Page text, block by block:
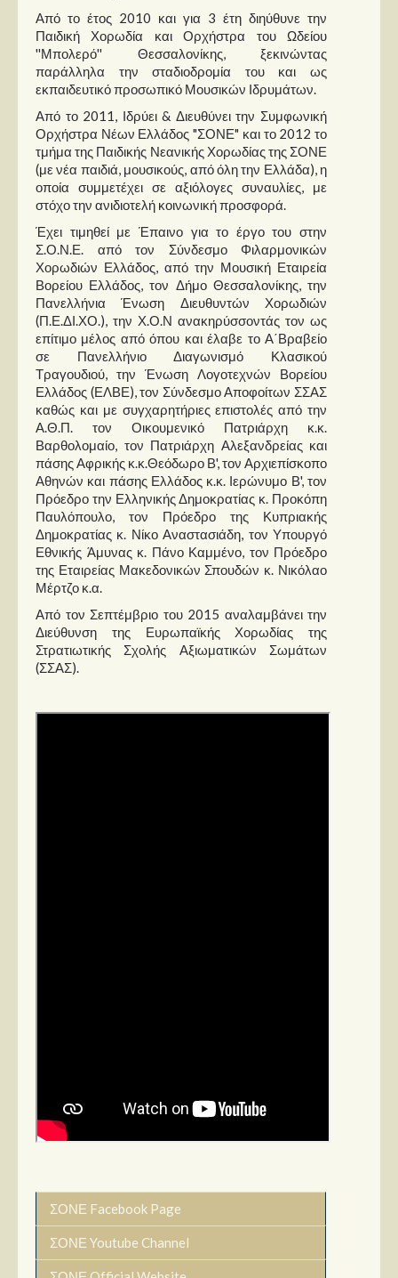
Από το έτος 2010 και για 3 έτη διηύθυνε την
Παιδική Χορωδία και Ορχήστρα του Ωδείου
''Μπολερό'' Θεσσαλονίκης, ξεκινώντας
παράλληλα την σταδιοδρομία του και ως
εκπαιδευτικό προσωπικό Μουσικών Ιδρυμάτων.
Από το 2011, Ιδρύει & Διευθύνει την Συμφωνική
Ορχήστρα Νέων Ελλάδος "ΣΟΝΕ" και το 2012 το
τμήμα της Παιδικής Νεανικής Χορωδίας της ΣΟΝΕ
(με νέα παιδιά, μουσικούς, από όλη την Ελλάδα), η
οποία συμμετέχει σε αξιόλογες συναυλίες, με
στόχο την ανιδιοτελή κοινωνική προσφορά.
Έχει τιμηθεί με Έπαινο για το έργο του στην
Σ.Ο.Ν.Ε. από τον Σύνδεσμο Φιλαρμονικών
Χορωδιών Ελλάδος, από την Μουσική Εταιρεία
Βορείου Ελλάδος, τον Δήμο Θεσσαλονίκης, την
Πανελλήνια Ένωση Διευθυντών Χορωδιών
(Π.Ε.ΔΙ.ΧΟ.), την Χ.Ο.Ν ανακηρύσσοντάς τον ως
επίτιμο μέλος από όπου και έλαβε το Α΄Βραβείο
σε Πανελλήνιο Διαγωνισμό Κλασικού
Τραγουδιού, την Ένωση Λογοτεχνών Βορείου
Ελλάδος (ΕΛΒΕ), τον Σύνδεσμο Αποφοίτων ΣΣΑΣ
καθώς και με συγχαρητήριες επιστολές από την
Α.Θ.Π. τον Οικουμενικό Πατριάρχη κ.κ.
Βαρθολομαίο, τον Πατριάρχη Αλεξανδρείας και
πάσης Αφρικής κ.κ.Θεόδωρο Β', τον Αρχιεπίσκοπο
Αθηνών και πάσης Ελλάδος κ.κ. Ιερώνυμο Β', τον
Πρόεδρο την Ελληνικής Δημοκρατίας κ. Προκόπη
Παυλόπουλο, τον Πρόεδρο της Κυπριακής
Δημοκρατίας κ. Νίκο Αναστασιάδη, τον Υπουργό
Εθνικής Άμυνας κ. Πάνο Καμμένο, τον Πρόεδρο
της Εταιρείας Μακεδονικών Σπουδών κ. Νικόλαο
Μέρτζο κ.α.
Από τον Σεπτέμβριο του 2015 αναλαμβάνει την
Διεύθυνση της Ευρωπαϊκής Χορωδίας της
Στρατιωτικής Σχολής Αξιωματικών Σωμάτων
(ΣΣΑΣ).
ΣΟΝΕ Facebook Page
ΣΟΝΕ Youtube Channel